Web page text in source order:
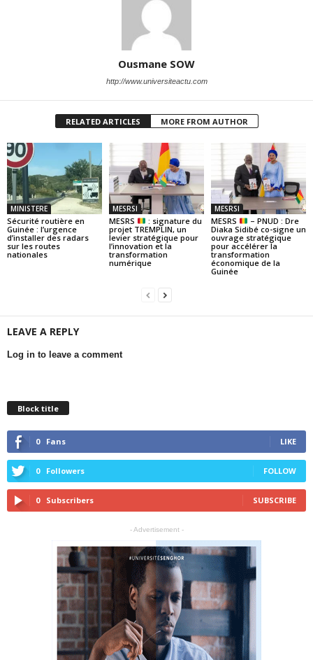
Ousmane SOW
http://www.universiteactu.com
RELATED ARTICLES MORE FROM AUTHOR
MINISTERE
Sécurité routière en
Guinée : l’urgence
d’installer des radars
sur les routes
nationales
MESRSI
MESRS
: signature du
projet TREMPLIN, un
levier stratégique pour
l’innovation et la
transformation
numérique
MESRSI
MESRS
– PNUD : Dre
Diaka Sidibé co-signe un
ouvrage stratégique
pour accélérer la
transformation
économique de la
Guinée
LEAVE A REPLY
Log in to leave a comment
Block title
0 Fans LIKE
0 Followers FOLLOW
0 Subscribers SUBSCRIBE
- Advertisement -